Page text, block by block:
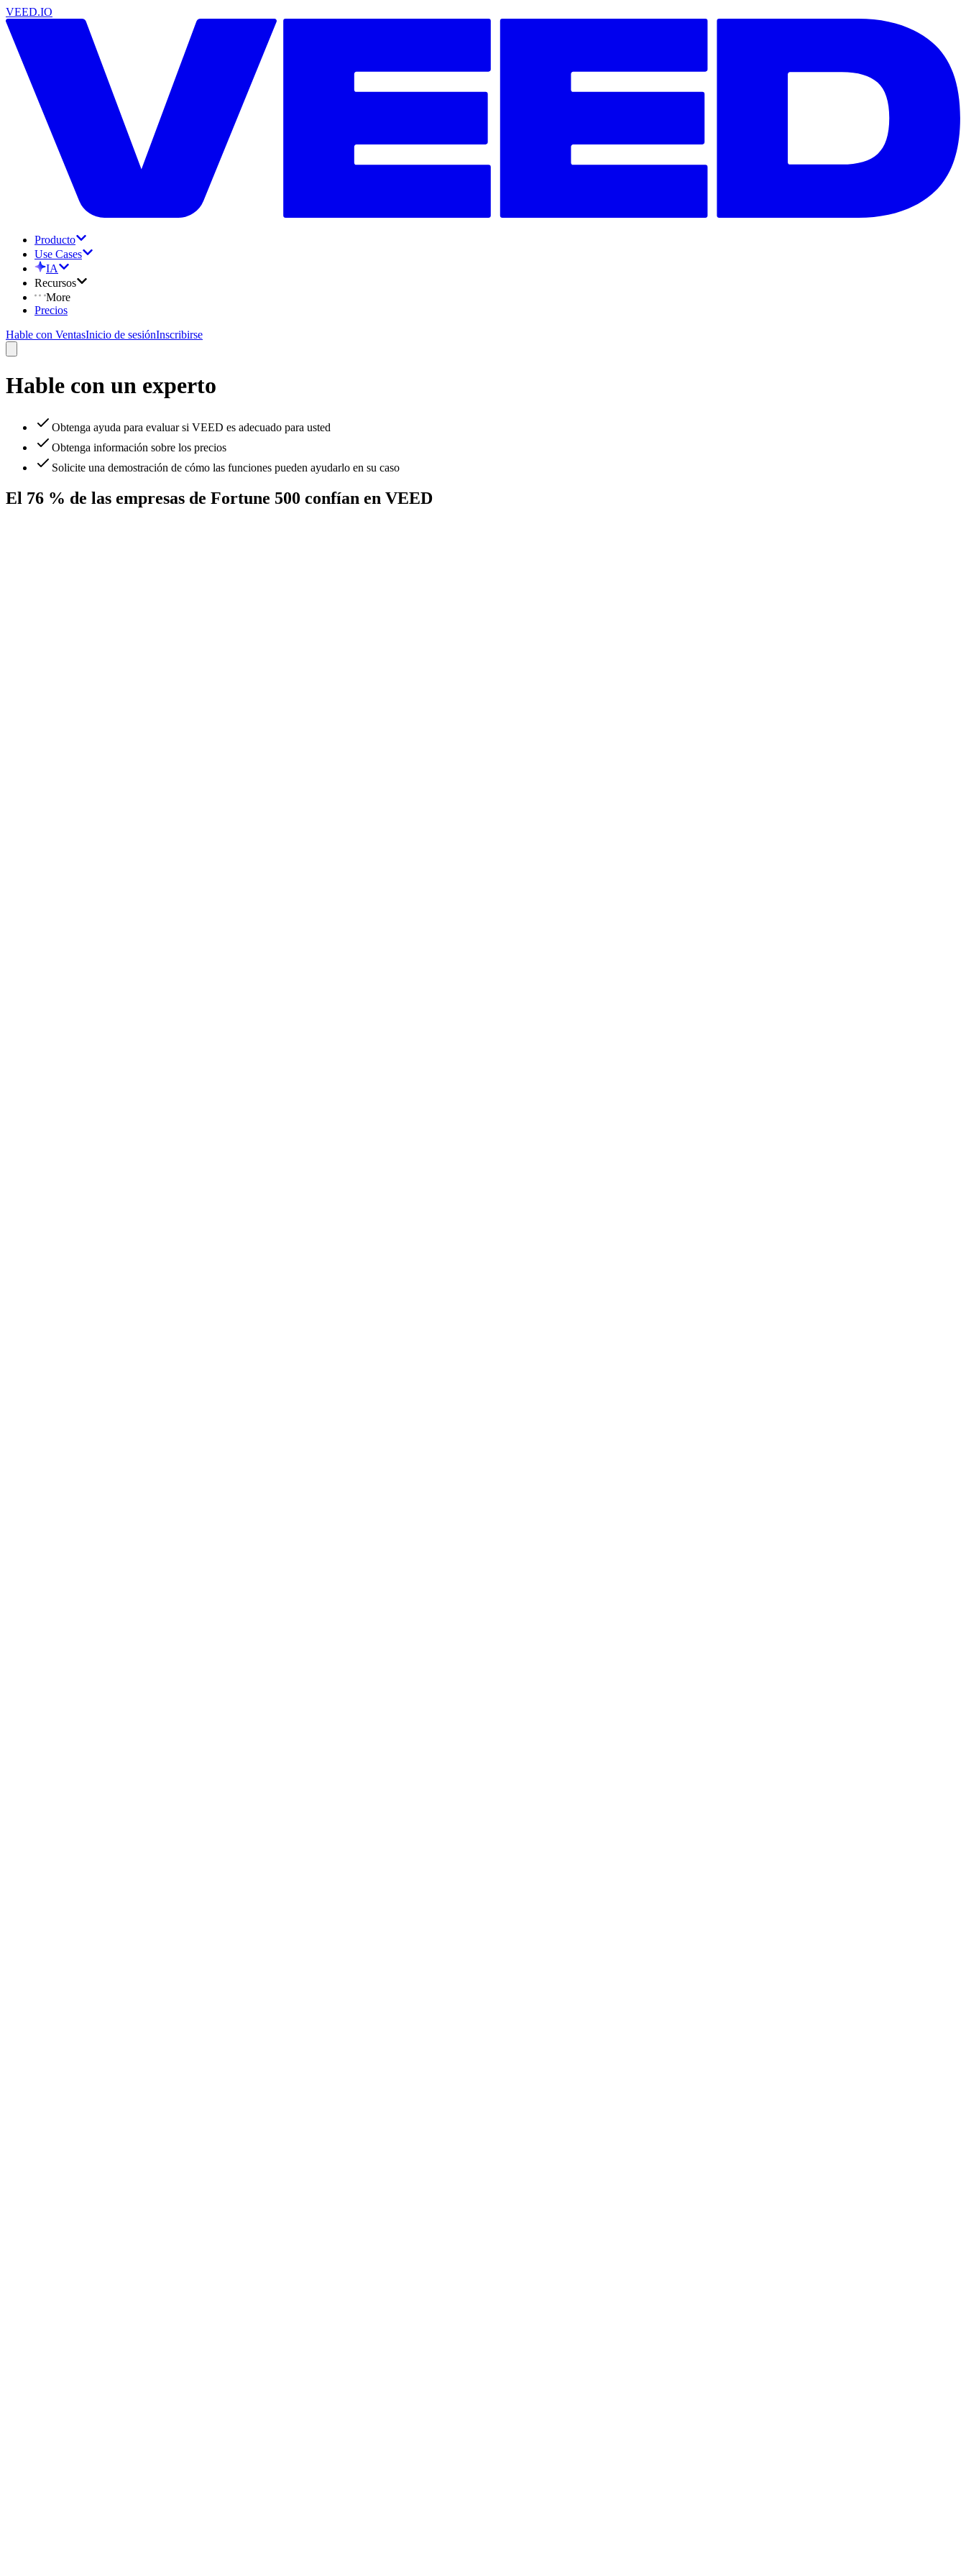
VEED.IO
Producto
Use Cases
IA
Recursos
More
Precios
Hable con VentasInicio de sesiónInscribirse
Hable con un experto
Obtenga ayuda para evaluar si VEED es adecuado para usted
Obtenga información sobre los precios
Solicite una demostración de cómo las funciones pueden ayudarlo en su caso
El 76 % de las empresas de Fortune 500 confían en VEED